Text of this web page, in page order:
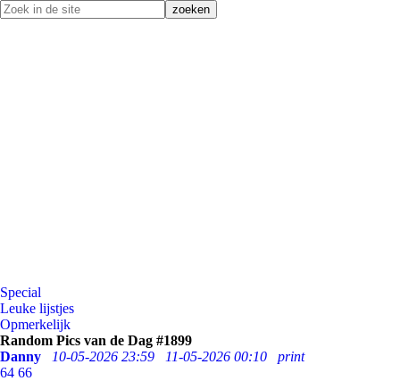
Special
Leuke lijstjes
Opmerkelijk
Random Pics van de Dag #1899
Danny
10-05-2026 23:59 11-05-2026 00:10
print
64 66